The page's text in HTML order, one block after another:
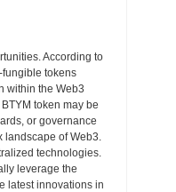
According to
tokens
within the Web3
token may be
or governance
landscape of Web3.
technologies.
leverage the
latest innovations in